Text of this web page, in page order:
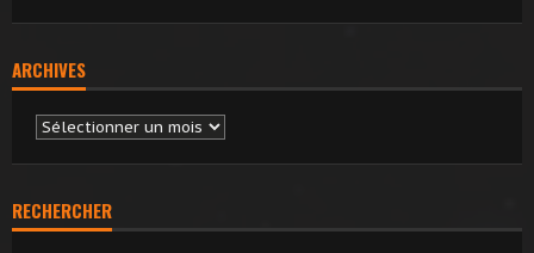
ARCHIVES
Archives
RECHERCHER